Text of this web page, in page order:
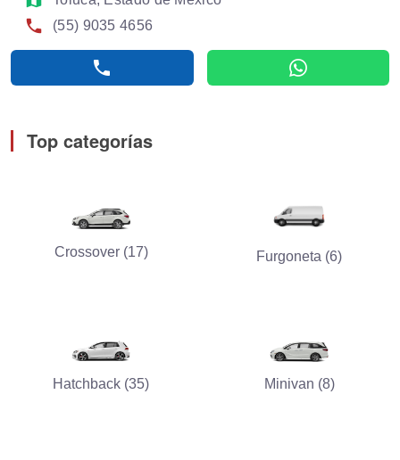
phone (55) 9035 4656
phone whatsapp
Top categorías
Crossover (17) Furgoneta (6)
Hatchback (35) Minivan (8)